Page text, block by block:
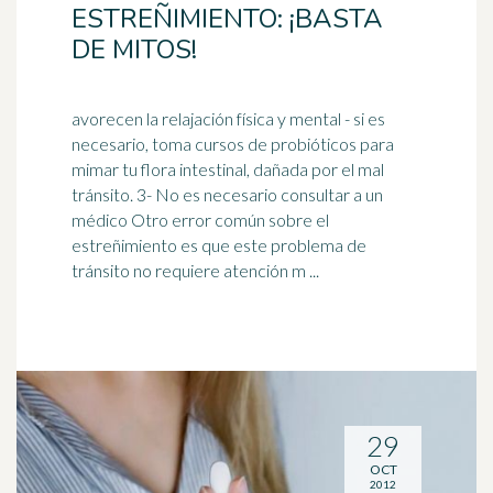
ESTREÑIMIENTO: ¡BASTA
DE MITOS!
avorecen la relajación física y mental - si es
necesario, toma cursos de probióticos para
mimar tu flora intestinal, dañada por el mal
tránsito. 3- No es necesario consultar a un
médico Otro error común sobre el
estreñimiento es que este problema de
tránsito no requiere atención m ...
29
OCT
2012